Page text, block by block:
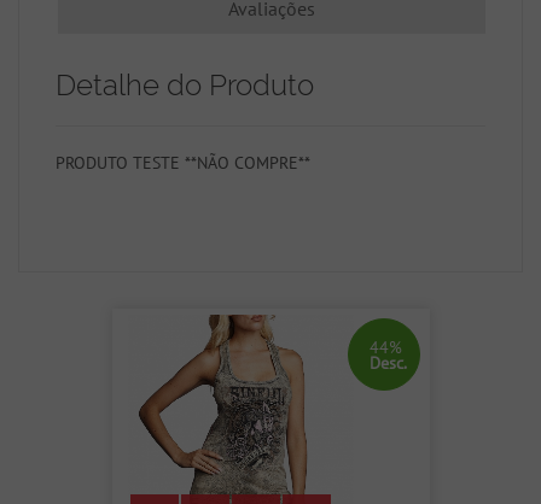
Avaliações
Detalhe do Produto
PRODUTO TESTE **NÃO COMPRE**
44%
Desc.